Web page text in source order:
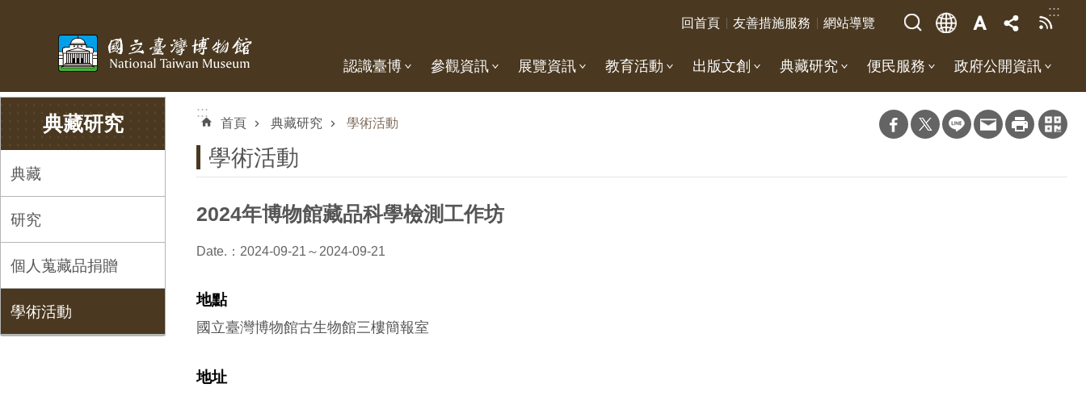
:::
回首頁 友善措施服務 網站導覽
認識臺博 參觀資訊 展覽資訊 教育活動 出版文創 典藏研究 便民服務 政府公開資訊
典藏研究
典藏
研究
個人蒐藏品捐贈
學術活動
:::
首頁 典藏研究 學術活動
學術活動
2024年博物館藏品科學檢測工作坊
Date.：2024-09-21～2024-09-21
地點
國立臺灣博物館古生物館三樓簡報室
地址